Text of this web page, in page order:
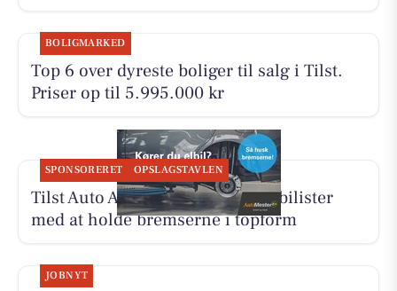
BOLIGMARKED
Top 6 over dyreste boliger til salg i Tilst.
Priser op til 5.995.000 kr
SPONSORERET OPSLAGSTAVLEN
Tilst Auto Aarhus ApS hjælper elbilister
med at holde bremserne i topform
JOBNYT